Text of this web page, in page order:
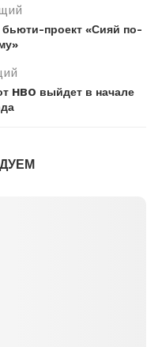
бьюти-проект «Сияй по-
HBO выйдет в начале